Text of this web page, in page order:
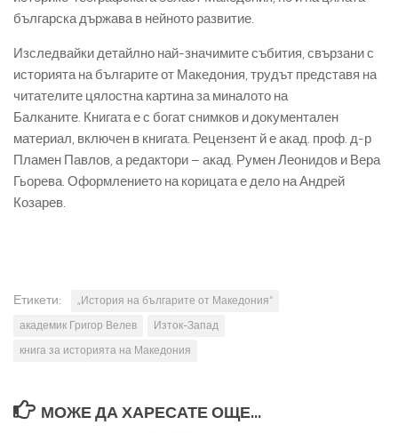
българска държава в нейното развитие.
Изследвайки детайлно най-значимите събития, свързани с
историята на българите от Македония, трудът представя на
читателите цялостна картина за миналото на
Балканите. Книгата е с богат снимков и документален
материал, включен в книгата. Рецензент й е акад. проф. д-р
Пламен Павлов, а редактори – акад. Румен Леонидов и Вера
Гьорева. Оформлението на корицата е дело на Андрей
Козарев.
Етикети:
„История на българите от Македония“
академик Григор Велев
Изток-Запад
книга за историята на Македония
МОЖЕ ДА ХАРЕСАТЕ ОЩЕ...